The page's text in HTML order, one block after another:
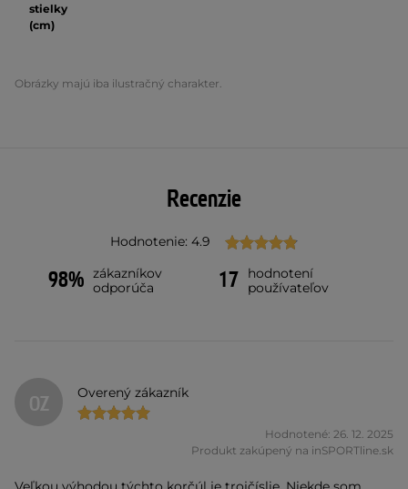
stielky
(cm)
Obrázky majú iba ilustračný charakter.
Recenzie
Hodnotenie: 4.9
98% zákazníkov
odporúča
17
hodnotení
používateľov
OZ Overený zákazník
Hodnotené: 26. 12. 2025
Produkt zakúpený na inSPORTline.sk